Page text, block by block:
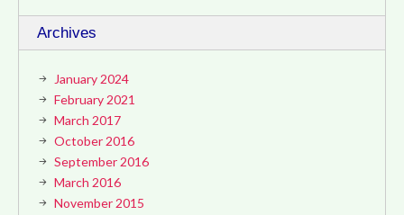
Archives
January 2024
February 2021
March 2017
October 2016
September 2016
March 2016
November 2015